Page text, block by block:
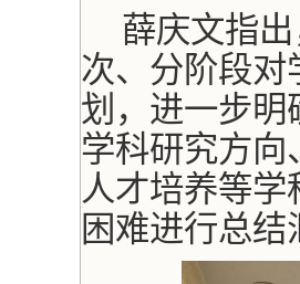
薛庆文指
次、分阶段对
划，进一步明
学科研究方向
人才培养等
困难进行总结